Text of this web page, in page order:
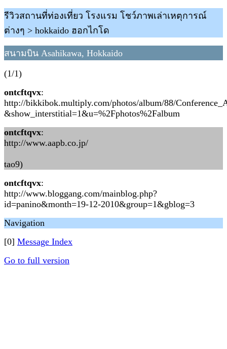
รีวิวสถานที่ท่องเที่ยว โรงแรม โชว์ภาพเล่าเหตุการณ์
ต่างๆ > hokkaido ฮอกไกโด
สนามบิน Asahikawa, Hokkaido
(1/1)
ontcftqvx:
http://bikkibok.multiply.com/photos/album/88/
&show_interstitial=1&u=%2Fphotos%2Falbum
ontcftqvx:
http://www.aapb.co.jp/
tao9)
ontcftqvx:
http://www.bloggang.com/mainblog.php?
id=panino&month=19-12-2010&group=1&gblog=3
Navigation
[0] Message Index
Go to full version